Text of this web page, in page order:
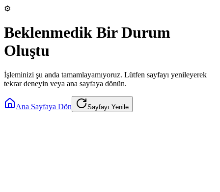
⚙️
Beklenmedik Bir Durum
Oluştu
İşleminizi şu anda tamamlayamıyoruz. Lütfen sayfayı yenileyerek
tekrar deneyin veya ana sayfaya dönün.
Ana Sayfaya Dön Sayfayı Yenile